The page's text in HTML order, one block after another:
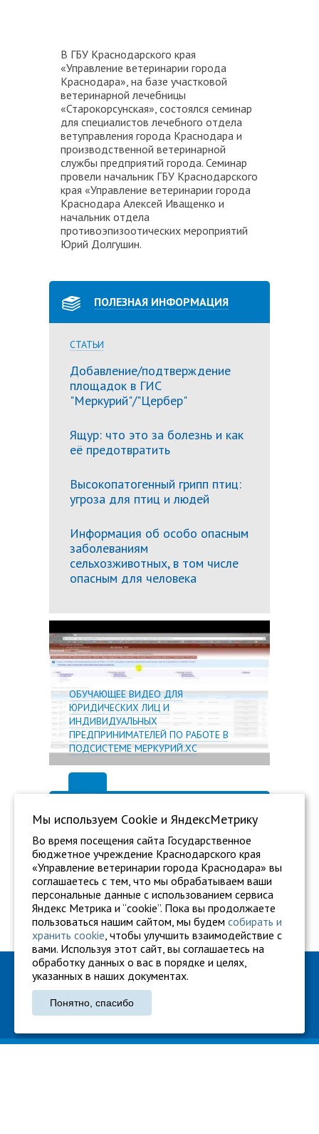
В ГБУ Краснодарского края
«Управление ветеринарии города
Краснодара», на базе участковой
ветеринарной лечебницы
«Старокорсунская», состоялся семинар
для специалистов лечебного отдела
ветуправления города Краснодара и
производственной ветеринарной
службы предприятий города. Семинар
провели начальник ГБУ Краснодарского
края «Управление ветеринарии города
Краснодара Алексей Иващенко и
начальник отдела
противоэпизоотических мероприятий
Юрий Долгушин.
ПОЛЕЗНАЯ ИНФОРМАЦИЯ
СТАТЬИ
Добавление/подтверждение
площадок в ГИС
"Меркурий"/"Цербер"
Ящур: что это за болезнь и как
её предотвратить
Высокопатогенный грипп птиц:
угроза для птиц и людей
Информация об особо опасным
заболеваниям
сельхозживотных, в том числе
опасным для человека
ОБУЧАЮЩЕЕ ВИДЕО ДЛЯ
ЮРИДИЧЕСКИХ ЛИЦ И
ИНДИВИДУАЛЬНЫХ
ПРЕДПРИНИМАТЕЛЕЙ ПО РАБОТЕ В
ПОДСИСТЕМЕ МЕРКУРИЙ.ХС
ГБУ "Ветуправление города Краснодара"
Адрес: г. Краснодар, ул. Карасунская, 110
Тел.: +7 861 260-27-94
Мы используем Сookie и ЯндексМетрику
Во время посещения сайта Государственное
бюджетное учреждение Краснодарского края
«Управление ветеринарии города Краснодара» вы
соглашаетесь с тем, что мы обрабатываем ваши
персональные данные с использованием сервиса
Яндекс Метрика и “cookie”. Пока вы продолжаете
пользоваться нашим сайтом, мы будем собирать и
хранить cookie, чтобы улучшить взаимодействие с
вами. Используя этот сайт, вы соглашаетесь на
обработку данных о вас в порядке и целях,
указанных в наших документах.
Понятно, спасибо